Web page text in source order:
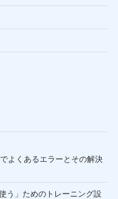
よくあるエラーとその解決
う」ためのトレーニング設